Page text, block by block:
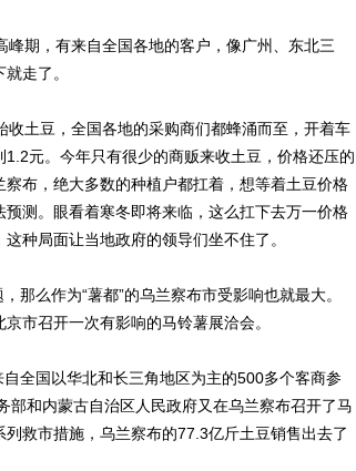
期，有来自全国各地的客户，像广州、东北三
走了。
土豆，全国各地的采购商们都蜂涌而至，开着车
元。今年只有很少的商贩来收土豆，价格还压的
布，绝大多数的种植户都扛着，想等着土豆价格
测。眼看着寒冬即将来临，这么扛下去万一价格
种局面让当地政府的领导们坐不住了。
那么作为“薯都”的乌兰察布市受影响也就最大。
市召开一次有影响的马铃薯展洽会。
全国以华北和长三角地区为主的500多个客商参
和内蒙古自治区人民政府又在乌兰察布召开了马
救市措施，乌兰察布的77.3亿斤土豆销售出去了